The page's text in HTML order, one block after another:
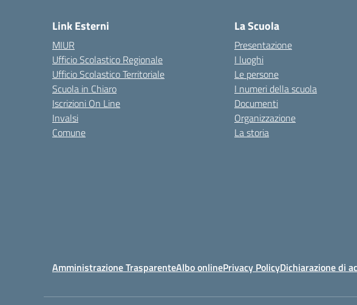
Link Esterni
MIUR
Ufficio Scolastico Regionale
Ufficio Scolastico Territoriale
Scuola in Chiaro
Iscrizioni On Line
Invalsi
Comune
La Scuola
Presentazione
I luoghi
Le persone
I numeri della scuola
Documenti
Organizzazione
La storia
Amministrazione TrasparenteAlbo onlinePrivacy PolicyDichiarazione di